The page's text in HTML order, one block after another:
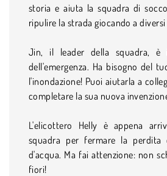
storia e aiuta la squadra di
ripulire la strada giocando a
Jin, il leader della squadra, è
dell'emergenza. Ha bisogno del
l'inondazione! Puoi aiutarla a
completare la sua nuova
L'elicottero Helly è appena
squadra per fermare la perdita
d'acqua. Ma fai attenzione: non
fiori!